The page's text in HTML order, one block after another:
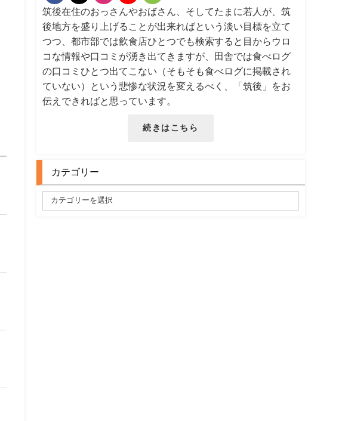
筑後在住のおっさんやおばさん、そしてたまに若人が、筑
後地方を盛り上げることが出来ればという淡い目標を立て
つつ、都市部では飲食店ひとつでも検索すると目からウロ
コな情報や口コミが湧き出てきますが、田舎では食べログ
の口コミひとつ出てこない（そもそも食べログに掲載され
ていない）という悲惨な状況を変えるべく、「筑後」をお
伝えできればと思っています。
続きはこちら
カテゴリー